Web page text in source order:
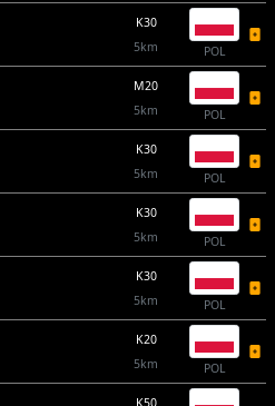
K30
5km
POL
M20
5km
POL
K30
5km
POL
K30
5km
POL
K30
5km
POL
K20
5km
POL
K50